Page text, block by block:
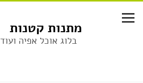
לתוכן
מתנות קטנות
בלוג אוכל אפיה ועוד